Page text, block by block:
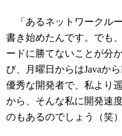
「あるネットワークル
書き始めたんです。でも
ードに勝てないことが分
び、月曜日からはJavaか
優秀な開発者で、私より
から、そんな私に開発速
のもあるのでしょう（笑）